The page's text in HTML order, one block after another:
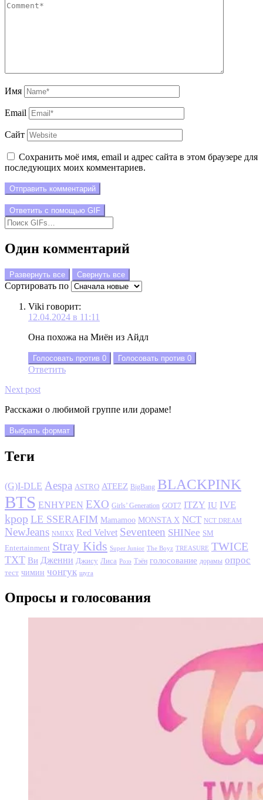
Имя
Email
Сайт
Сохранить моё имя, email и адрес сайта в этом браузере для
последующих моих комментариев.
Отправить комментарий
Ответить с помощью GIF
Один комментарий
Развернуть все Свернуть все
Сортировать по
Viki говорит:
12.04.2024 в 11:11
Она похожа на Миён из Айдл
Голосовать против 0 Голосовать против 0
Ответить
Next post
Расскажи о любимой группе или дораме!
Выбрать формат
Теги
(G)I-DLE Aespa ASTRO ATEEZ BigBang BLACKPINK
BTS ENHYPEN EXO Girls’ Generation GOT7 ITZY IU IVE
kpop LE SSERAFIM Mamamoo MONSTA X NCT NCT DREAM
NewJeans NMIXX Red Velvet Seventeen SHINee SM
Entertainment Stray Kids Super Junior The Boyz TREASURE TWICE
TXT Ви Дженни Джису Лиса Розэ Тэён голосование дорамы опрос
тест чимин чонгук шуга
Опросы и голосования